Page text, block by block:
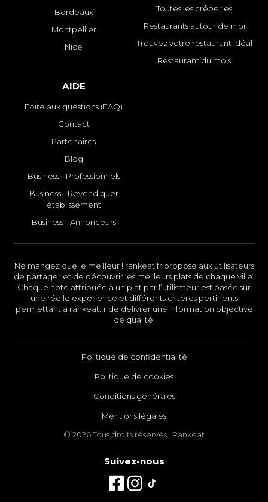
Bordeaux
Montpellier
Nice
Toutes les crêperies
Restaurants autour de moi
Trouvez votre restaurant idéal
Restaurant du mois
AIDE
Foire aux questions (FAQ)
Contact
Partenaires
Blog
Business - Professionnels
Business - Revendiquer
établissement
Business - Annonceurs
Ne mangez que le meilleur ! rankeat.fr propose aux utilisateurs
de partager et de découvrir les meilleurs plats de chaque ville.
Chaque note attribuée à un plat par l’utilisateur est basée sur
une réelle expérience et différents critères pertinents
permettant à rankeat.fr de délivrer une information objective
de qualité.
Politique de confidentialité
Politique de cookies
Conditions générales
Mentions légales
© 2026 Tous droits réservés . Rankeat
Suivez-nous